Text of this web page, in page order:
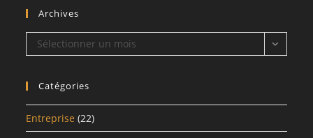
Archives
Archives
Sélectionner un mois
Catégories
Entreprise (22)